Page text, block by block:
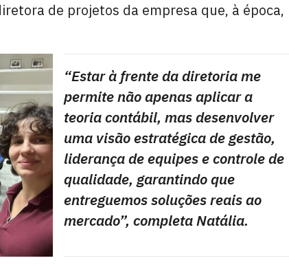
de projetos da empresa que, à época,
“Estar à frente da diretoria me
permite não apenas aplicar a
teoria contábil, mas desenvolver
uma visão estratégica de gestão,
liderança de equipes e controle de
qualidade, garantindo que
entreguemos soluções reais ao
mercado”, completa Natália.